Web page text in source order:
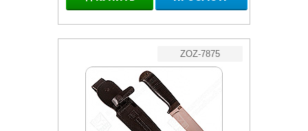
ZOZ-7875